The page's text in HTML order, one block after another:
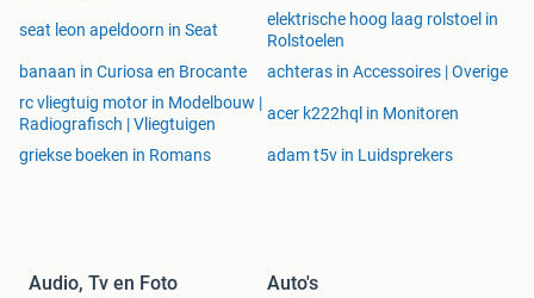
seat leon apeldoorn in Seat
elektrische hoog laag rolstoel in
Rolstoelen
banaan in Curiosa en Brocante
achteras in Accessoires | Overige
rc vliegtuig motor in Modelbouw |
Radiografisch | Vliegtuigen
acer k222hql in Monitoren
griekse boeken in Romans adam t5v in Luidsprekers
Audio, Tv en Foto Auto's